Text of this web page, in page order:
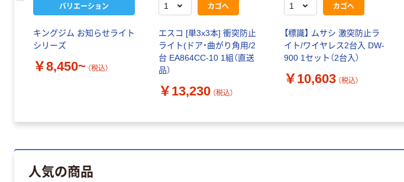
バリエーション
キングジム お知らせライト
シリーズ
￥8,450~ （税込）
カゴへ
エスコ [単3x3本] 衝突防止
ライト(ドア・曲がり角用/2
台 EA864CC-10 1組（直送
品）
￥13,230 （税込）
カゴへ
【標識】 ムサシ 激突防止ラ
イト/ワイヤレス2台入 DW-
900 1セット（2台入）
￥10,603 （税込）
人気の商品